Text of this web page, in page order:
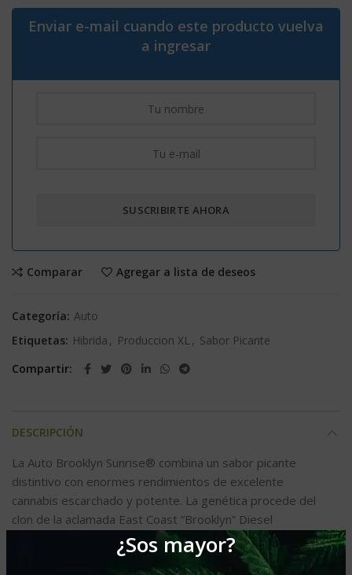
¿Sos mayor?
Enviar e-mail cuando este producto vuelva
a ingresar
Comparar Agregar a lista de deseos
Categoría: Auto
Etiquetas: Hibrida , Produccion XL , Sabor Picante
Compartir
DESCRIPCIÓN
La Auto Brooklyn Sunrise® combina un sabor picante
distintivo con enormes rendimientos de excelente
cannabis escarchado y potente. La genética procede del
clon de la aclamada East Coast “Brooklyn” Diesel
americana, destacada por su famoso aroma diesel y por
su potente subidón, que se combinó con una genética AK